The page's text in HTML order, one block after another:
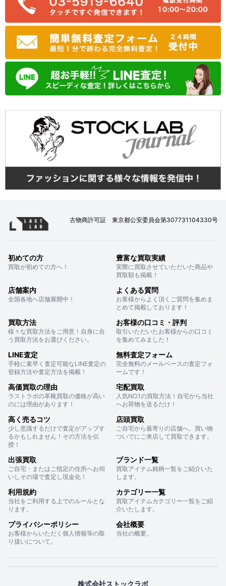
古物商許可証 東京都公安委員会第307731104330号
初めての方
買取が初めての方へ！
豊富な買取実績
実際に買取させていただいた商品や
買取額も掲載！
店舗案内
全国各地へ店舗展開中！
よくある質問
お客様からよく頂くご質問を集めま
とめて掲載しております！
買取方法
様々な買取方法をご用意！自身に合
う買取方法をお選びください。
お客様の口コミ・評判
取引いただいたお客様からの口コミ
を集めてみました！
LINE査定
手軽に素早く査定可能なLINE査定の
登録方法や査定方法を掲載！
無料査定フォーム
完全無料のメールベースの査定フォ
ームです！
高価買取の理由
ラストラボの革靴買取の価格が高い
のには理由があります！
宅配買取
人気NO.1の買取方法！自宅から当社
へお荷物を送るだけ！
高く売るコツ
少し意識するだけで査定がアップす
るかもしれません！その方法を伝
授！
店頭買取
ご自宅から最寄りの店舗へ。買い物
ついでにご来店して買取できます。
出張買取
ご自宅・またはご指定の住所へお伺
いしその場で査定し現金化！
ブランド一覧
買取アイテム銘柄一覧をご紹介いた
します。
利用規約
当社をご利用する上でのルールとな
ります。
カテゴリー一覧
買取アイテムカテゴリー一覧をご紹
介いたします。
プライバシーポリシー
お客様からいただく個人情報等の取
り扱いについて。
会社概要
当社の概要。
株式会社ストックラボ